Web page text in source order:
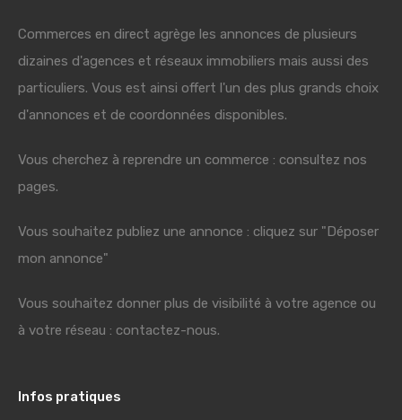
Commerces en direct agrège les annonces de plusieurs
dizaines d'agences et réseaux immobiliers mais aussi des
particuliers. Vous est ainsi offert l'un des plus grands choix
d'annonces et de coordonnées disponibles.
Vous cherchez à reprendre un commerce : consultez nos
pages.
Vous souhaitez publiez une annonce : cliquez sur "Déposer
mon annonce"
Vous souhaitez donner plus de visibilité à votre agence ou
à votre réseau : contactez-nous.
Infos pratiques